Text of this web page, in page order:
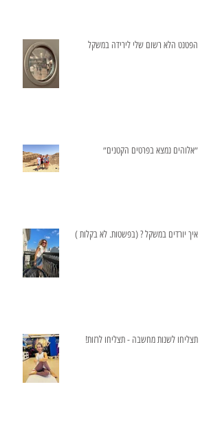
הפטנט הלא רשום שלי לירידה במשקל
״אלוהים נמצא בפרטים הקטנים״
איך יורדים במשקל ? (בפשטות. לא בקלות )
תצליחו לשנות מחשבה - תצליחו לרזות!